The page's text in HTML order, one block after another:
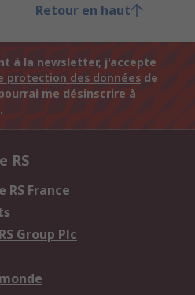
Retour en haut
à la newsletter, j'accepte
protection des données de
pourrai me désinscrire à
RS
RS France
Group Plc